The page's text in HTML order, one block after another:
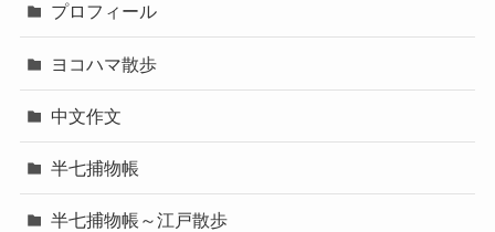
プロフィール
ヨコハマ散歩
中文作文
半七捕物帳
半七捕物帳～江戸散歩